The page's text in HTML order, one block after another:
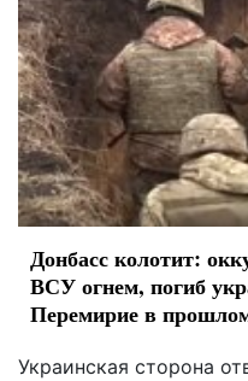
Донбасс колотит:
ВСУ огнем, погиб
Перемирие в
Украинская сторона